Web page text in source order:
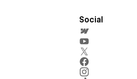
Social